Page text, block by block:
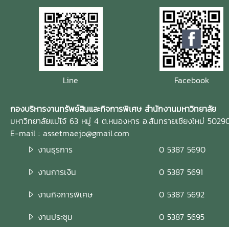
Line Facebook
กองบริหารงานทรัพย์สินและกิจการพิเศษ สำนักงานมหาวิทยาลัย
มหาวิทยาลัยแม่โจ้ 63 หมู่ 4 ต.หนองหาร อ.สันทรายเชียงใหม่
E-mail : assetmaejo@gmail.com
งานธุรการ
0 5387 5690
งานการเงิน
0 5387 5691
งานกิจการพิเศษ
0 5387 5692
งานประชุม
0 5387 5695